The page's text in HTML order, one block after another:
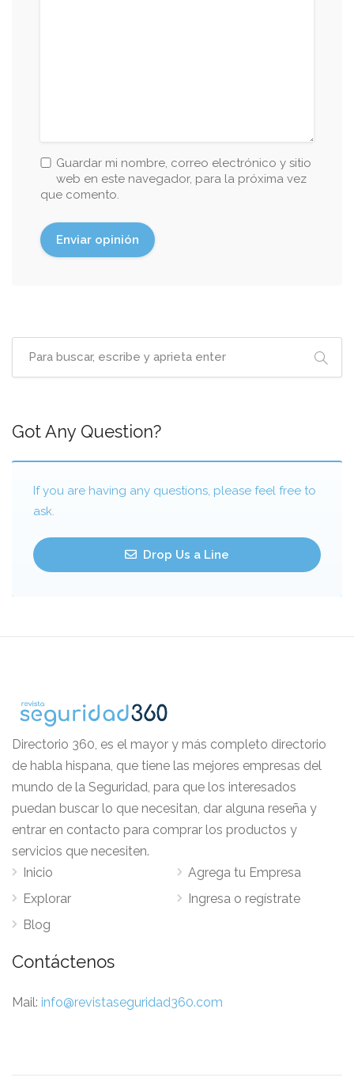
Guardar mi nombre, correo electrónico y sitio
web en este navegador, para la próxima vez
que comento.
Got Any Question?
If you are having any questions, please feel free to
ask.
Drop Us a Line
Directorio 360, es el mayor y más completo directorio
de habla hispana, que tiene las mejores empresas del
mundo de la Seguridad, para que los interesados
puedan buscar lo que necesitan, dar alguna reseña y
entrar en contacto para comprar los productos y
servicios que necesiten.
Inicio
Explorar
Blog
Agrega tu Empresa
Ingresa o regístrate
Contáctenos
Mail: info@revistaseguridad360.com